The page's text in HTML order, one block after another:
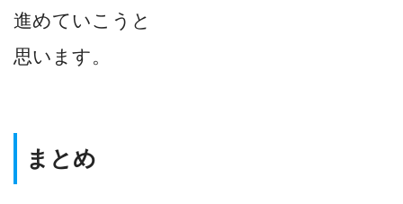
進めていこうと
思います。
まとめ